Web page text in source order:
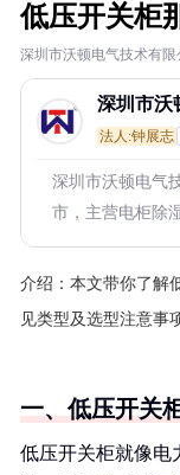
低压开关柜
深圳市沃顿电气技术有限
深圳市沃
法人:钟展志
深圳市沃顿电气
市，主营电柜除
介绍： 本文带你了解
见类型及选型注意事
一、低压开关
低压开关柜就像电